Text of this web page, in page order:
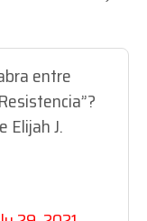
entre
Elijah J.